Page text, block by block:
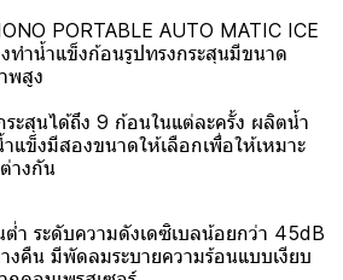
PORTABLE AUTO MATIC ICE
ทำน้ำแข็งก้อนรูปทรงกระสุนมีขนาด
พสูง
ะสุนได้ถึง 9 ก้อนในแต่ละครั้ง ผลิตน้ำ
แข็งมีสองขนาดให้เลือกเพื่อให้เหมาะ
างกัน
ต่ำ ระดับความดังเดซิเบลน้อยกว่า 45dB
งคืน มีพัดลมระบายความร้อนแบบเงียบ